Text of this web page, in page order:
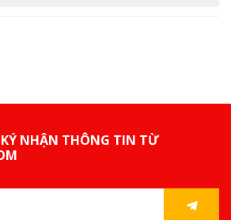
NHẬN THÔNG TIN TỪ